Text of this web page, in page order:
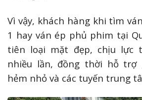
Vì vậy, khách hàng khi tìm
1 hay ván ép phủ phim tại
tiên loại mặt đẹp, chịu lực
nhiều lần, đồng thời hỗ trợ
hẻm nhỏ và các tuyến trung